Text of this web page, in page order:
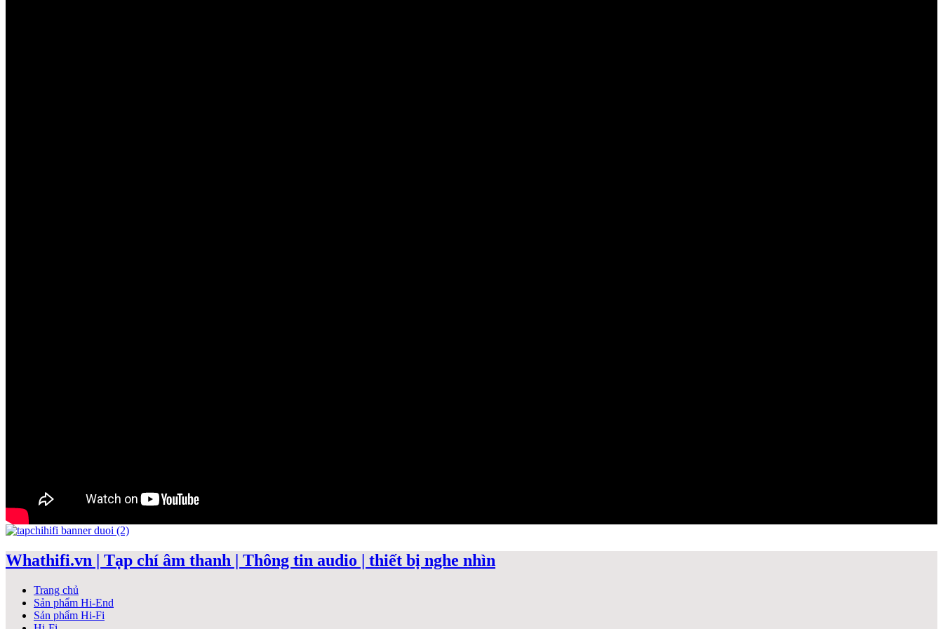
Whathifi.vn | Tạp chí âm thanh | Thông tin audio | thiết bị nghe nhìn
Trang chủ
Sản phẩm Hi-End
Sản phẩm Hi-Fi